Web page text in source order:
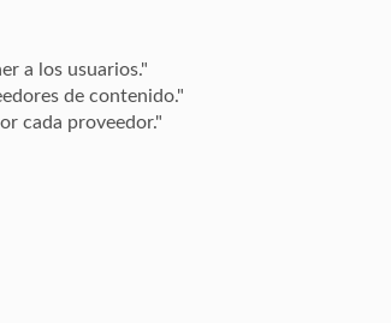
a los usuarios."
de contenido."
cada proveedor."